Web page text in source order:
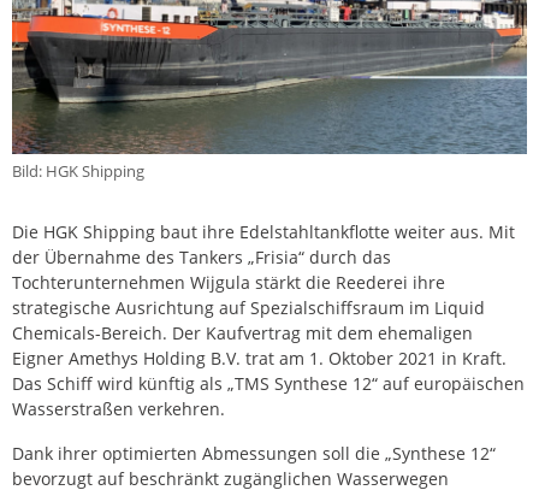
Bild: HGK Shipping
Die HGK Shipping baut ihre Edelstahltankflotte weiter aus. Mit
der Übernahme des Tankers „Frisia“ durch das
Tochterunternehmen Wijgula stärkt die Reederei ihre
strategische Ausrichtung auf Spezialschiffsraum im Liquid
Chemicals-Bereich. Der Kaufvertrag mit dem ehemaligen
Eigner Amethys Holding B.V. trat am 1. Oktober 2021 in Kraft.
Das Schiff wird künftig als „TMS Synthese 12“ auf europäischen
Wasserstraßen verkehren.
Dank ihrer optimierten Abmessungen soll die „Synthese 12“
bevorzugt auf beschränkt zugänglichen Wasserwegen